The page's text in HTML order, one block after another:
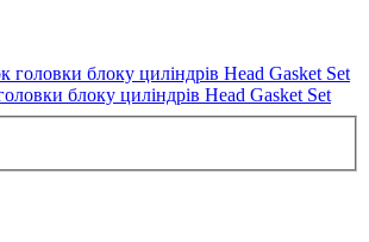
блоку циліндрів Head Gasket Set